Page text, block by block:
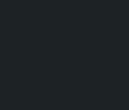
काठमांडू।
को मंत्रालय
5 जून को हुई
ने भट्ट को